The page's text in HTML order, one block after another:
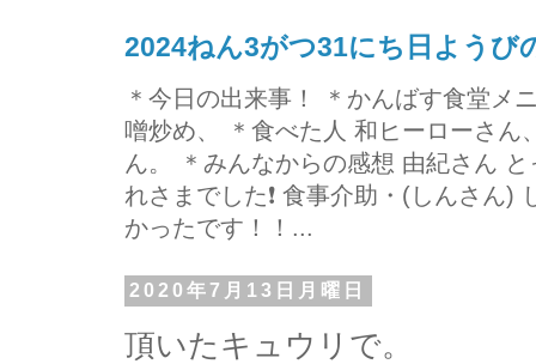
2024ねん3がつ31にち日ようび
＊今日の出来事！ ＊かんばす食堂メ
噌炒め、 ＊食べた人 和ヒーローさん
ん。 ＊みんなからの感想 由紀さん
れさまでした❗ 食事介助・(しんさん)
かったです！！...
2020年7月13日月曜日
頂いたキュウリで。